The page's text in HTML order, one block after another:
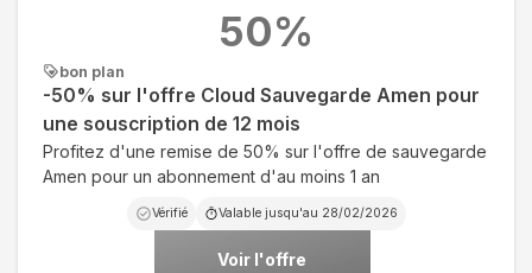
bon plan
-50% sur l'offre Cloud Sauvegarde Amen pour
une souscription de 12 mois
Profitez d'une remise de 50% sur l'offre de sauvegarde
Amen pour un abonnement d'au moins 1 an
Vérifié Valable jusqu'au 28/02/2026
Voir l'offre
50%